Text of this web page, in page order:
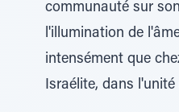
communauté sur
l'illumination de
intensément que
Israélite, dans l'unité